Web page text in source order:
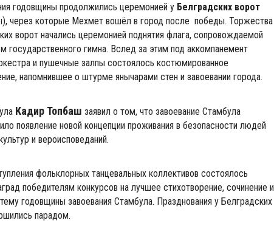
годовщины продолжились церемонией у Белградских ворот
через которые Мехмет вошёл в город после победы. Торжествa
ворот начались церемонией поднятия флага, сопровождаемой
государственного гимна. Вслед за этим под аккомпанемент
и пушечные залпы состоялось костюмированное
напомнившее о штурме янычарами стен и завоевании города.
Кадир Топбаш заявил о том, что завоевание Стамбула
появление новой концепции проживания в безопасности людей
и вероисповеданий.
фольклорных танцевальных коллективов состоялось
победителям конкурсов на лучшее стихотворение, сочинение и
годовщины завоевания Стамбула. Празднования у Белградских
парадом.